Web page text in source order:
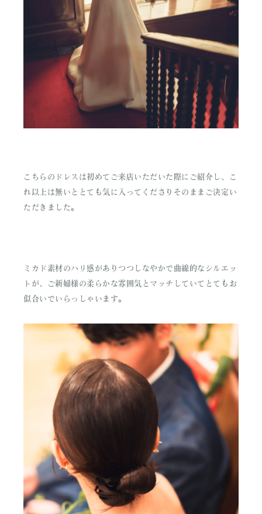
こちらのドレスは初めてご来店いただいた際にご紹介し、こ
れ以上は無いととても気に入ってくださりそのままご決定い
ただきました。
ミカド素材のハリ感がありつつしなやかで曲線的なシルエッ
トが、ご新婦様の柔らかな雰囲気とマッチしていてとてもお
似合いでいらっしゃいます。